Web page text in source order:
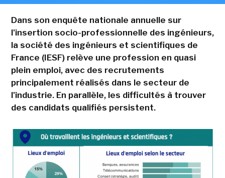
Dans son enquête nationale annuelle sur
l'insertion socio-professionnelle des ingénieurs,
la société des ingénieurs et scientifiques de
France (IESF) relève une profession en quasi
plein emploi, avec des recrutements
principalement réalisés dans le secteur de
l'industrie. En parallèle, les difficultés à trouver
des candidats qualifiés persistent.